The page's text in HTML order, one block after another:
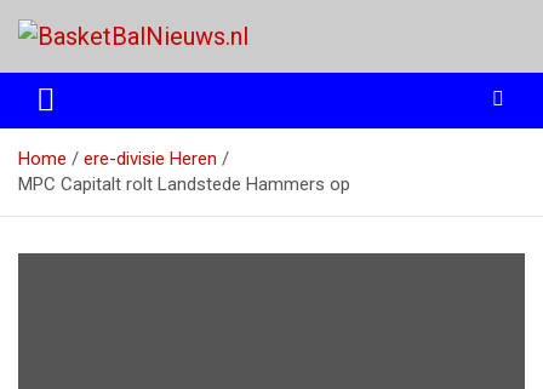
naar
inhoud
BasketBalNieuws.nl
Etten
Home
ere-divisie Heren
MPC Capitalt rolt Landstede Hammers op